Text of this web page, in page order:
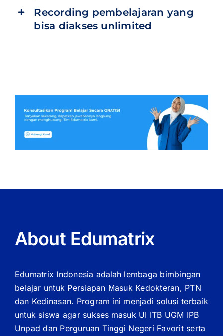
Recording pembelajaran yang
bisa diakses unlimited
About Edumatrix
Edumatrix Indonesia adalah lembaga bimbingan
belajar untuk Persiapan Masuk Kedokteran, PTN
dan Kedinasan. Program ini menjadi solusi terbaik
untuk siswa agar sukses masuk UI ITB UGM IPB
Unpad dan Perguruan Tinggi Negeri Favorit serta